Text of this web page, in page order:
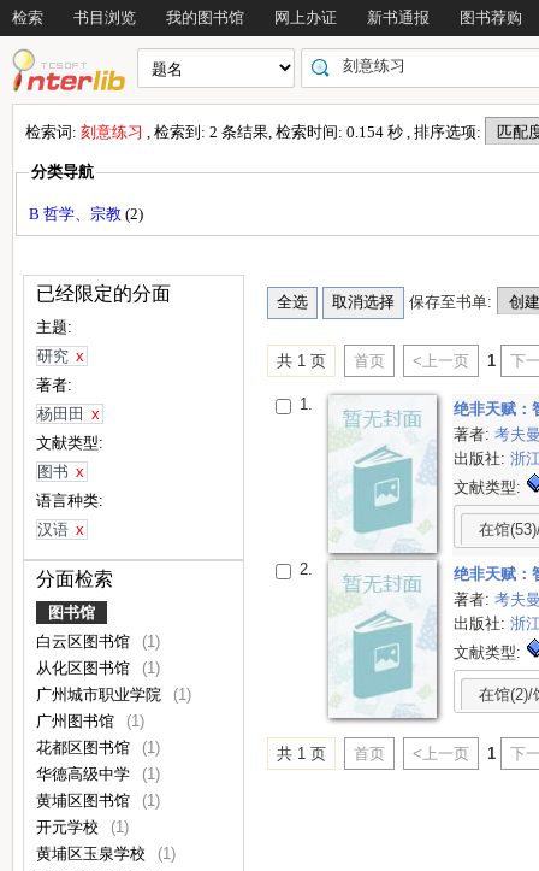
检索 书目浏览 我的图书馆 网上办证 新书通报 图书荐购
检索词: 刻意练习 , 检索到: 2 条结果, 检索时间: 0.154 秒 , 排序选项:
分类导航
B 哲学、宗教 (2)
已经限定的分面
主题:
研究 x
著者:
杨田田 x
文献类型:
图书 x
语言种类:
汉语 x
分面检索
图书馆
白云区图书馆
(1)
从化区图书馆
(1)
广州城市职业学院
(1)
广州图书馆
(1)
花都区图书馆
(1)
华德高级中学
(1)
黄埔区图书馆
(1)
开元学校
(1)
黄埔区玉泉学校
(1)
保存至书单:
共 1 页 首页 <上一页 1 下
1.
绝非天赋：
著者:考夫
出版社:浙
文献类型:
在馆
2.
绝非天赋：
著者:考夫
出版社:浙
文献类型:
在馆(2)/
共 1 页 首页 <上一页 1 下